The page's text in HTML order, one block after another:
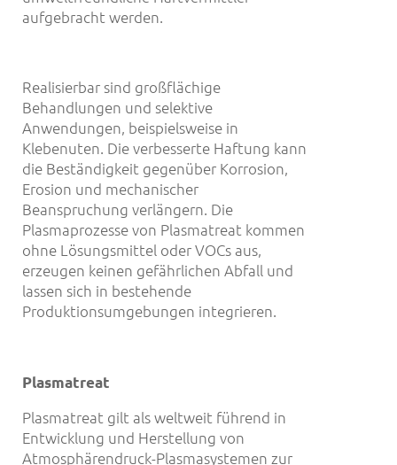
aufgebracht werden.
Realisierbar sind großflächige
Behandlungen und selektive
Anwendungen, beispielsweise in
Klebenuten. Die verbesserte Haftung kann
die Beständigkeit gegenüber Korrosion,
Erosion und mechanischer
Beanspruchung verlängern. Die
Plasmaprozesse von Plasmatreat kommen
ohne Lösungsmittel oder VOCs aus,
erzeugen keinen gefährlichen Abfall und
lassen sich in bestehende
Produktionsumgebungen integrieren.
Plasmatreat
Plasmatreat gilt als weltweit führend in
Entwicklung und Herstellung von
Atmosphärendruck-Plasmasystemen zur